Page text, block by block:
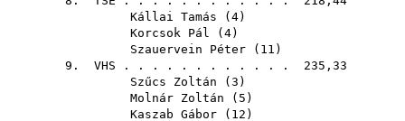
Kállai Tamás ( 4)
Korcsok Pál ( 4)
Szauervein Péter ( 11 )
9. VHS . . . . . . . . . . . . 235,33
Szűcs Zoltán ( 3 )
Molnár Zoltán ( 5 )
Kaszab Gábor ( 12 )